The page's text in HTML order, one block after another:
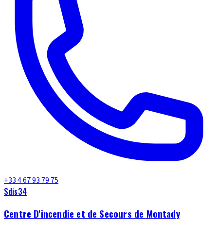
+33 4 67 93 79 75
Sdis34
Centre D'incendie et de Secours de Montady